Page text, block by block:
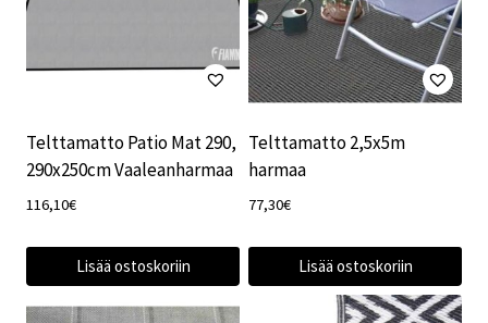
Telttamatto Patio Mat 290,
290x250cm Vaaleanharmaa
116,10€
Lisää ostoskoriin
Telttamatto 2,5x5m
harmaa
77,30€
Lisää ostoskoriin